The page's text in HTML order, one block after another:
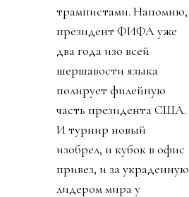
трампистами. Напомню,
президент ФИФА уже
два года изо всей
шершавости языка
полирует филейную
часть президента США.
И турнир новый
изобрел, и кубок в офис
привез, и за украденную
лидером мира у